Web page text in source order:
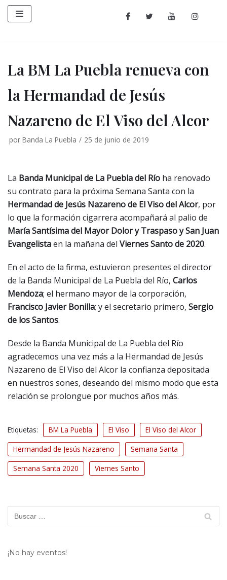
Saltar
al
La BM La Puebla renueva con
la Hermandad de Jesús
Nazareno de El Viso del Alcor
por Banda La Puebla 25 de junio de 2019
La Banda Municipal de La Puebla del Río ha renovado
su contrato para la próxima Semana Santa con la
Hermandad de Jesús Nazareno de El Viso del Alcor, por
lo que la formación cigarrera acompañará al palio de
María Santísima del Mayor Dolor y Traspaso y San Juan
Evangelistaen la mañana del Viernes Santo de 2020.
En el acto de la firma, estuvieron presentes el director
de la Banda Municipal de La Puebla del Río, Carlos
Mendoza; el hermano mayor de la corporación,
Francisco Javier Bonilla; y el secretario primero, Sergio
de los Santos.
Desde la Banda Municipal de La Puebla del Río
agradecemos una vez más a la Hermandad de Jesús
Nazareno de El Viso del Alcor la confianza depositada
en nuestros sones, deseando del mismo modo que esta
relación se prolongue por muchos años más.
Etiquetas: BM La Puebla El Viso
El Viso del Alcor
Hermandad de Jesús Nazareno
Semana Santa
Semana Santa 2020
Viernes Santo
¡No hay eventos!